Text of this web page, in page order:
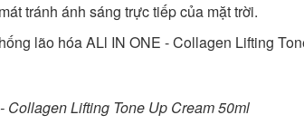
tránh ánh sáng trực tiếp của mặt trời.
Collagen Lifting Tone Up Cream 50ml